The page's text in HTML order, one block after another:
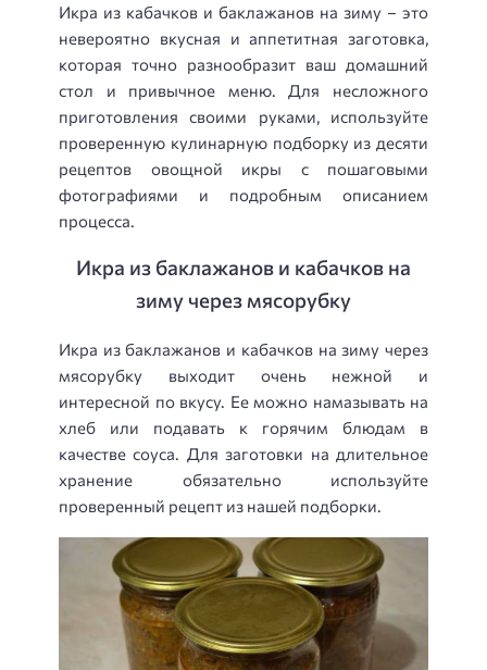
Икра из кабачков и баклажанов на зиму – это
невероятно вкусная и аппетитная заготовка,
которая точно разнообразит ваш домашний
стол и привычное меню. Для несложного
приготовления своими руками, используйте
проверенную кулинарную подборку из десяти
рецептов овощной икры с пошаговыми
фотографиями и подробным описанием
процесса.
Икра из баклажанов и кабачков на
зиму через мясорубку
Икра из баклажанов и кабачков на зиму через
мясорубку выходит очень нежной и
интересной по вкусу. Ее можно намазывать на
хлеб или подавать к горячим блюдам в
качестве соуса. Для заготовки на длительное
хранение обязательно используйте
проверенный рецепт из нашей подборки.